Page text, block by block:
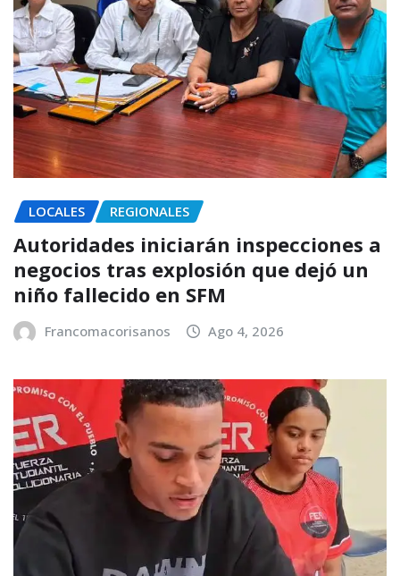
LOCALES REGIONALES
Autoridades iniciarán inspecciones a
negocios tras explosión que dejó un
niño fallecido en SFM
Francomacorisanos Ago 4, 2026